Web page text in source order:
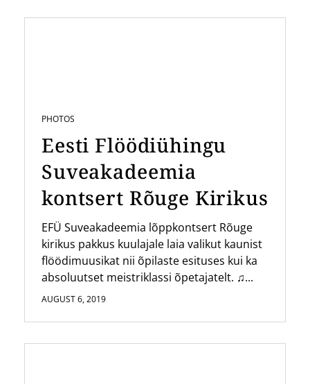
PHOTOS
Eesti Flöödiühingu
Suveakadeemia
kontsert Rõuge Kirikus
EFÜ Suveakadeemia lõppkontsert Rõuge
kirikus pakkus kuulajale laia valikut kaunist
flöödimuusikat nii õpilaste esituses kui ka
absoluutset meistriklassi õpetajatelt. ♫...
AUGUST 6, 2019